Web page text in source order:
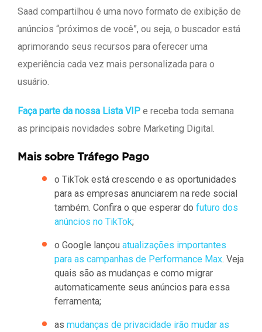
Saad compartilhou é uma novo formato de exibição de
anúncios “próximos de você”, ou seja, o buscador está
aprimorando seus recursos para oferecer uma
experiência cada vez mais personalizada para o
usuário.
Faça parte da nossa Lista VIP e receba toda semana
as principais novidades sobre Marketing Digital.
Mais sobre Tráfego Pago
o TikTok está crescendo e as oportunidades
para as empresas anunciarem na rede social
também. Confira o que esperar do futuro dos
anúncios no TikTok;
o Google lançou atualizações importantes
para as campanhas de Performance Max. Veja
quais são as mudanças e como migrar
automaticamente seus anúncios para essa
ferramenta;
as mudanças de privacidade irão mudar as